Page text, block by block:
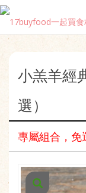
小羔羊經
選）
專屬組合，免